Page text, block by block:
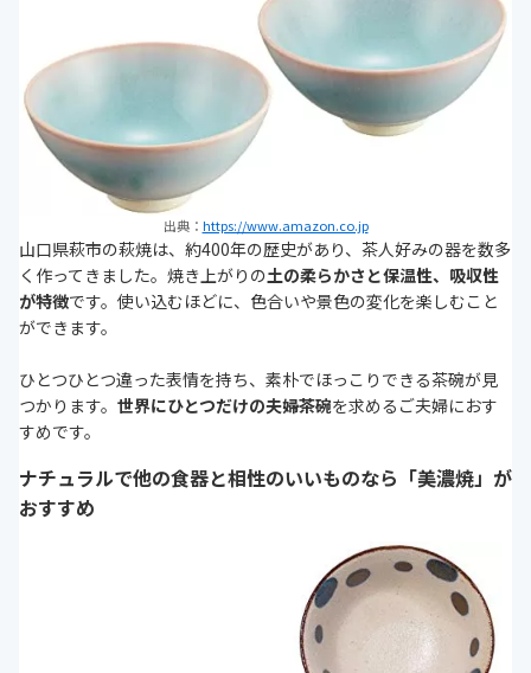
出典： https://www.amazon.co.jp
山口県萩市の萩焼は、約400年の歴史があり、茶人好みの器を数多
く作ってきました。焼き上がりの土の柔らかさと保温性、吸収性
が特徴です。使い込むほどに、色合いや景色の変化を楽しむこと
ができます。
ひとつひとつ違った表情を持ち、素朴でほっこりできる茶碗が見
つかります。 世界にひとつだけの夫婦茶碗を求めるご夫婦におす
すめです。
ナチュラルで他の食器と相性のいいものなら「美濃焼」が
おすすめ